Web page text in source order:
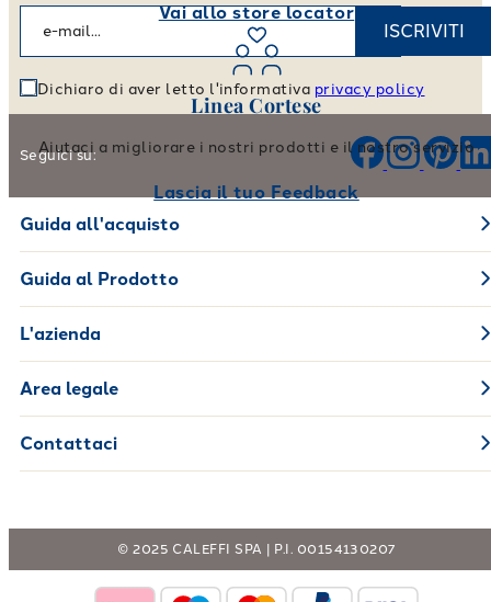
Vai allo store locator
Linea Cortese
Aiutaci a migliorare i nostri prodotti e il nostro servizio
Lascia il tuo Feedback
ISCRIVITI
Dichiaro di aver letto l'informativa privacy policy
Seguici su:
Guida all'acquisto
Guida al Prodotto
L'azienda
Area legale
Contattaci
© 2025 CALEFFI SPA | P.I. 00154130207